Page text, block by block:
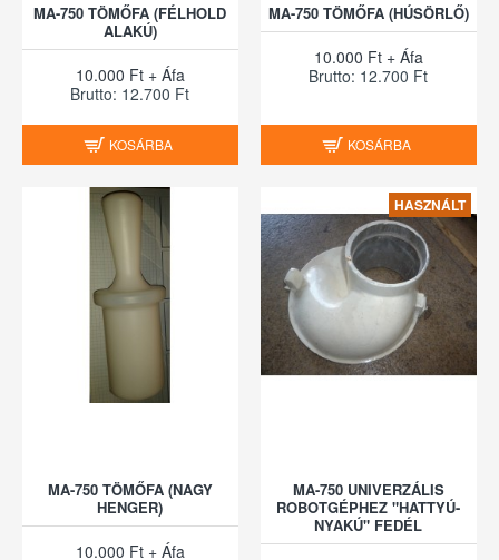
MA-750 TÖMŐFA (FÉLHOLD
ALAKÚ)
10.000 Ft + Áfa
Brutto: 12.700 Ft
KOSÁRBA
MA-750 TÖMŐFA (HÚSÖRLŐ)
10.000 Ft + Áfa
Brutto: 12.700 Ft
KOSÁRBA
MA-750 TÖMŐFA (NAGY
HENGER)
10.000 Ft + Áfa
HASZNÁLT
MA-750 UNIVERZÁLIS
ROBOTGÉPHEZ "HATTYÚ-
NYAKÚ" FEDÉL